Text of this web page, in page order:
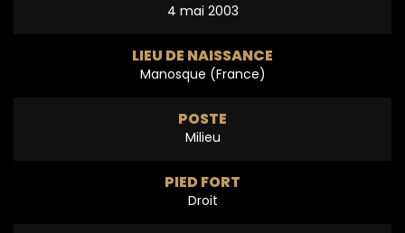
4 mai 2003
LIEU DE NAISSANCE
Manosque (France)
POSTE
Milieu
PIED FORT
Droit